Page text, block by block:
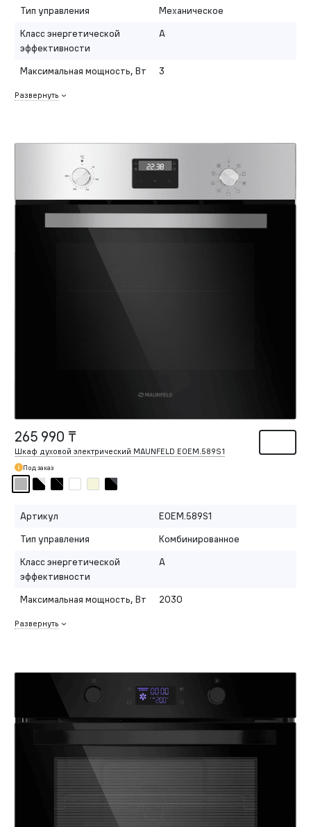
Тип управления
Механическое
Класс энергетической
эффективности
A
Максимальная мощность, Вт 3
Развернуть
265 990 ₸
Шкаф духовой электрический MAUNFELD EOEM.589S1
Под заказ
Артикул
EOEM.589S1
Тип управления
Комбинированное
Класс энергетической
эффективности
A
Максимальная мощность, Вт 2030
Развернуть